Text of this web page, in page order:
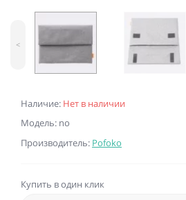
Наличие: Нет в наличии
Модель: no
Производитель: Pofoko
<
Купить в один клик